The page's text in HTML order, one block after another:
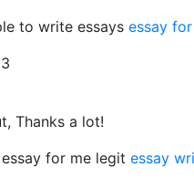
to write essays essay
Thanks a lot!
for me legit essay